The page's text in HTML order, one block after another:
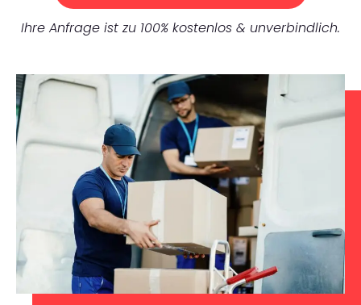
Ihre Anfrage ist zu 100% kostenlos & unverbindlich.